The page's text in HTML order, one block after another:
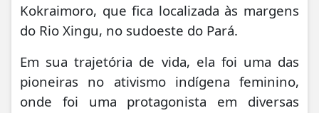
Kokraimoro, que fica localizada às margens
do Rio Xingu, no sudoeste do Pará.
Em sua trajetória de vida, ela foi uma das
pioneiras no ativismo indígena feminino,
onde foi uma protagonista em diversas